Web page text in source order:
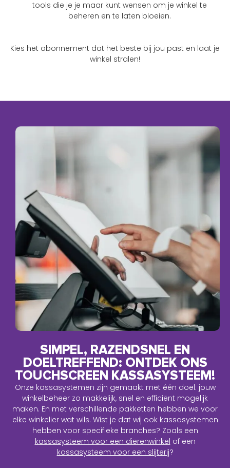
tools die je je maar kunt wensen om je winkel te
beheren en te laten bloeien.
Kies het abonnement dat het beste bij jou past en laat je
winkel stralen!
SIMPEL, RAZENDSNEL EN
DOELTREFFEND: ONTDEK ONS
TOUCHSCREEN KASSASYSTEEM!
Onze kassasystemen zijn gemaakt met één doel: jouw
winkelbeheer zo makkelijk, snel en efficiënt mogelijk
maken. En met verschillende pakketten hebben we voor
elke winkelier wat wils. Wist je dat wij ook kassasystemen
hebben voor specifieke branches? Zoals een
kassasysteem voor een dierenwinkel of een
kassasysteem voor een slijterij?